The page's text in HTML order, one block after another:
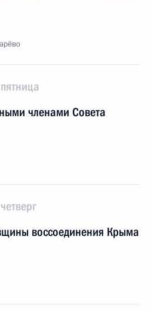
членами Совета
воссоединения Крыма